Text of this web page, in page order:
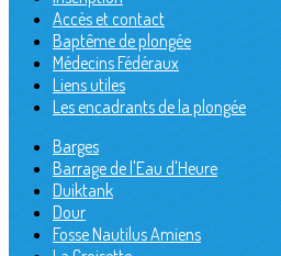
Accès et contact
Baptême de plongée
Médecins Fédéraux
Liens utiles
Les encadrants de la plongée
Barges
Barrage de l'Eau d'Heure
Duiktank
Dour
Fosse Nautilus Amiens